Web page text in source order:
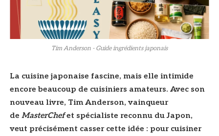
Tim Anderson - Guide ingrédients japonais
La cuisine japonaise fascine, mais elle intimide
encore beaucoup de cuisiniers amateurs. Avec son
nouveau livre, Tim Anderson, vainqueur
de MasterChefet spécialiste reconnu du Japon,
veut précisément casser cette idée : pour cuisiner